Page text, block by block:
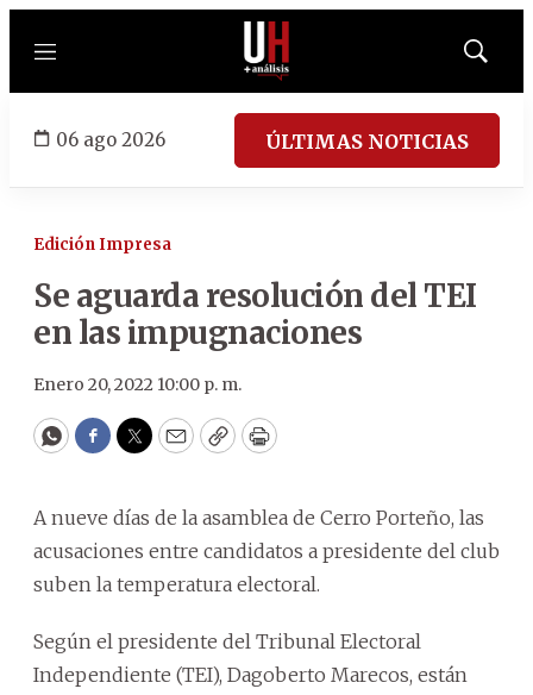
Menú
Mostrar
06 ago 2026 ÚLTIMAS NOTICIAS
Edición Impresa
Se aguarda resolución del TEI
en las impugnaciones
Enero 20, 2022 10:00 p. m.
WhatsApp
Facebook
Twitter
EmailCopyPrint
A nueve días de la asamblea de Cerro Porteño, las
acusaciones entre candidatos a presidente del club
suben la temperatura electoral.
Según el presidente del Tribunal Electoral
Independiente (TEI), Dagoberto Marecos, están